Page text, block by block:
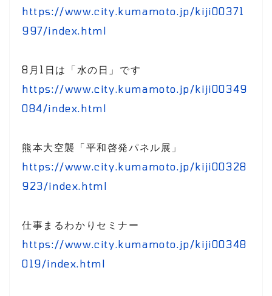
https://www.city.kumamoto.jp/kiji00371
997/index.html
8月1日は「水の日」です
https://www.city.kumamoto.jp/kiji00349
084/index.html
熊本大空襲「平和啓発パネル展」
https://www.city.kumamoto.jp/kiji00328
923/index.html
仕事まるわかりセミナー
https://www.city.kumamoto.jp/kiji00348
019/index.html